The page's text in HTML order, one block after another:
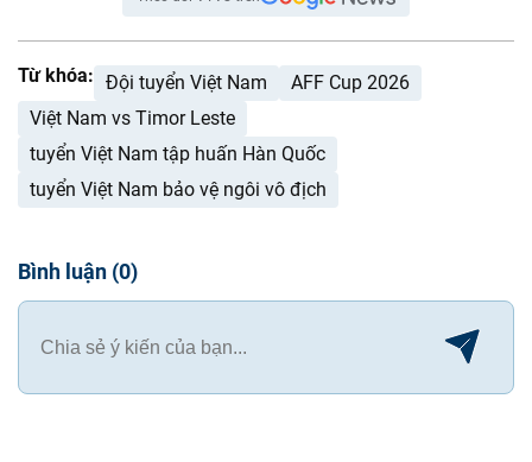
Từ khóa: Đội tuyển Việt Nam
AFF Cup 2026
Việt Nam vs Timor Leste
tuyển Việt Nam tập huấn Hàn Quốc
tuyển Việt Nam bảo vệ ngôi vô địch
Bình luận (0)